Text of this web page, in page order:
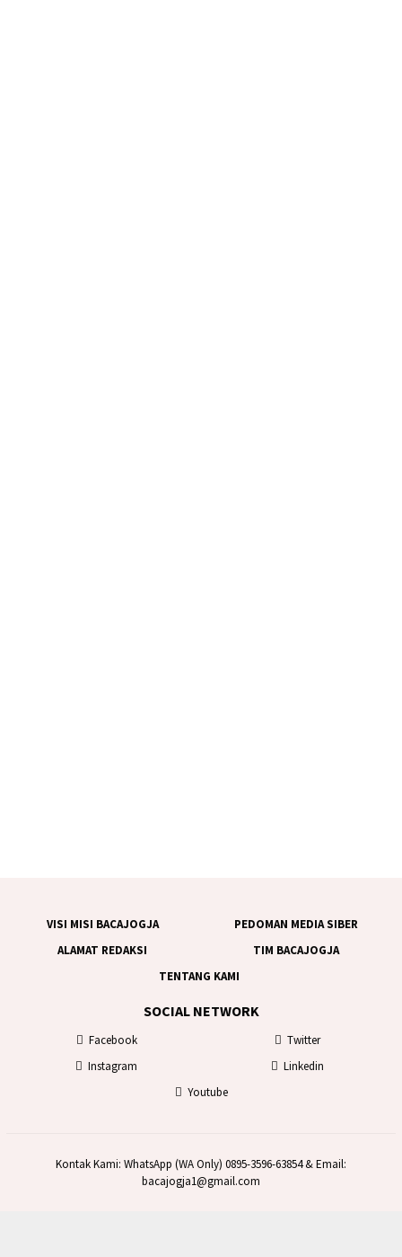
VISI MISI BACAJOGJA
PEDOMAN MEDIA SIBER
ALAMAT REDAKSI
TIM BACAJOGJA
TENTANG KAMI
SOCIAL NETWORK
Facebook
Twitter
Instagram
Linkedin
Youtube
Kontak Kami: WhatsApp (WA Only) 0895-3596-63854 & Email:
bacajogja1@gmail.com